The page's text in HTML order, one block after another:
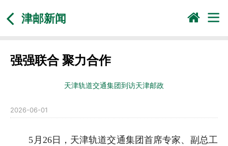
津邮新闻
强强联合 聚力合作
天津轨道交通集团到访天津邮政
2026-06-01
5月26日，天津轨道交通集团首席专家、副总工